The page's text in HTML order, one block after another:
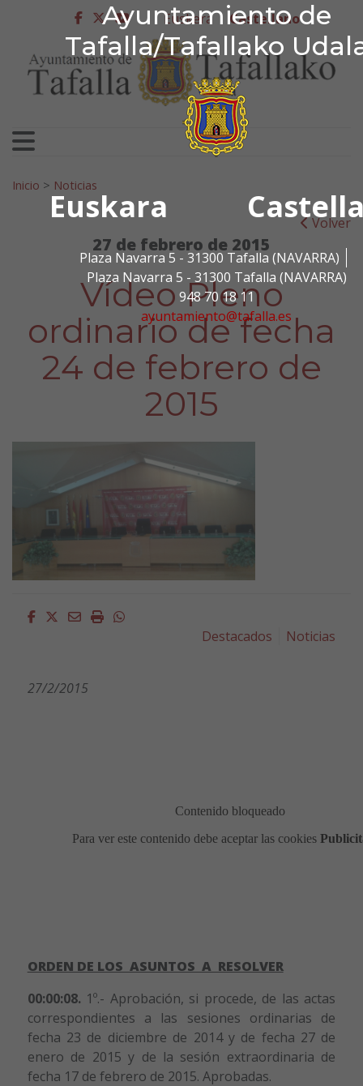
Ayuntamiento de
Tafalla/Tafallako
Euskara
Plaza Navarra 5 - 31300 Tafalla (NAVARRA)
Plaza Navarra 5 - 31300 Tafalla (NAVARRA)
948 70 18 11
ayuntamiento@tafalla.es
Ir al contenido
Ayuntamiento de
facebook
twitter
youtube
Euskera Castellano
Search for:
Inicio > Noticias
Volver
27 de febrero de 2015
Vídeo Pleno
ordinario de fecha
24 de febrero de
2015
Facebook
Twitter
EmailImprimirWhatsapp
Destacados
Noticias
27/2/2015
ORDEN DE LOS ASUNTOS A RESOLVER
00:00:08. 1º.- Aprobación, si procede, de las actas
correspondientes a las sesiones ordinarias de
fecha 23 de diciembre de 2014 y de fecha 27 de
enero de 2015 y de la sesión extraordinaria de
fecha 17 de febrero de 2015. Aprobadas.